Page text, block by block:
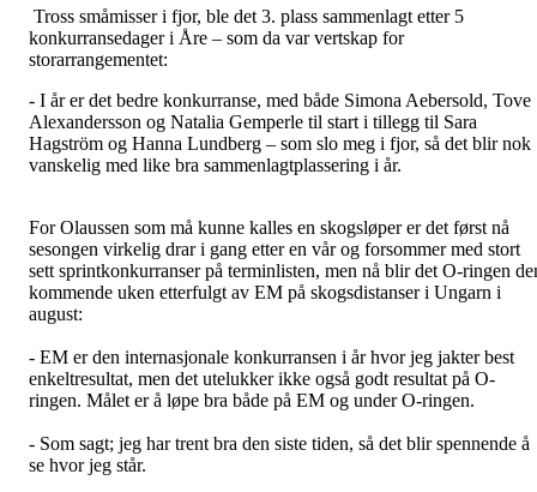
Tross småmisser i fjor, ble det 3. plass sammenlagt etter 5
konkurransedager i Åre – som da var vertskap for
storarrangementet:
- I år er det bedre konkurranse, med både Simona Aebersold, Tove
Alexandersson og Natalia Gemperle til start i tillegg til Sara
Hagström og Hanna Lundberg – som slo meg i fjor, så det blir nok
vanskelig med like bra sammenlagtplassering i år.
For Olaussen som må kunne kalles en skogsløper er det først nå
sesongen virkelig drar i gang etter en vår og forsommer med stort
sett sprintkonkurranser på terminlisten, men nå blir det O-ringen
kommende uken etterfulgt av EM på skogsdistanser i Ungarn i
august:
- EM er den internasjonale konkurransen i år hvor jeg jakter best
enkeltresultat, men det utelukker ikke også godt resultat på O-
ringen. Målet er å løpe bra både på EM og under O-ringen.
- Som sagt; jeg har trent bra den siste tiden, så det blir spennende å
se hvor jeg står.